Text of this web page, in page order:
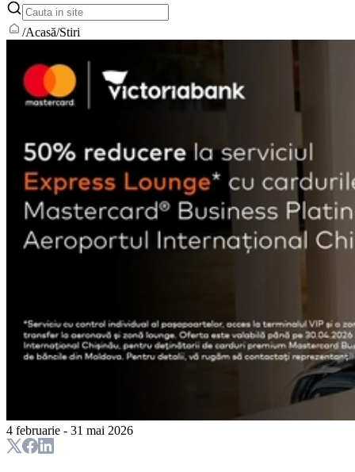
/Acasă/Stiri
4 februarie - 31 mai 2026